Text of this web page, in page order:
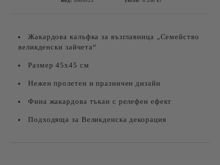
Жакардова калъфка за възглавница „Семейство
великденски зайчета“
Размер 45х45 см
Нежен пролетен и празничен дизайн
Фина жакардова тъкан с релефен ефект
Подходяща за Великденска декорация